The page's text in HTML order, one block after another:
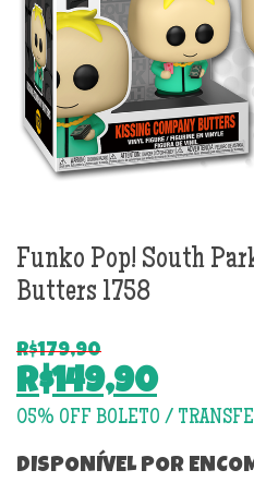
Funko Pop! South
Butters 1758
R$179,90
O
preço
original
era:
R$149,90
O
preço
atual
DISPONÍVEL POR